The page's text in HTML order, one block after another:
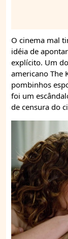
O cinema mal
idéia de
explícito. Um
americano The
pombinhos
foi um
de censura do